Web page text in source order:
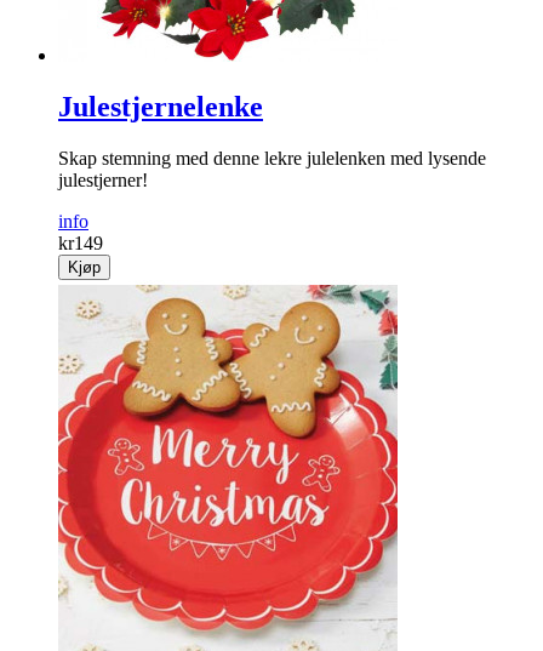
Julestjernelenke
Skap stemning med denne lekre julelenken med lysende
julestjerner!
info
kr149
Kjøp